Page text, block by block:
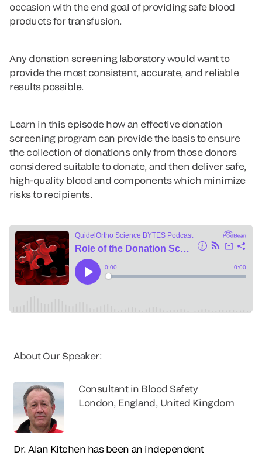
occasion with the end goal of providing safe blood
products for transfusion.
Any donation screening laboratory would want to
provide the most consistent, accurate, and reliable
results possible.
Learn in this episode how an effective donation
screening program can provide the basis to ensure
the collection of donations only from those donors
considered suitable to donate, and then deliver safe,
high-quality blood and components which minimize
risks to recipients.
About Our Speaker:
Consultant in Blood Safety
London, England, United Kingdom
Dr. Alan Kitchen has been an independent